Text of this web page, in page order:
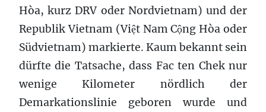
Hòa, kurz DRV oder Nordvietnam) und der
Republik Vietnam (Việt Nam Cộng Hòa oder
Südvietnam) markierte. Kaum bekannt sein
dürfte die Tatsache, dass Fac ten Chek nur
wenige Kilometer nördlich der
Demarkationslinie geboren wurde und